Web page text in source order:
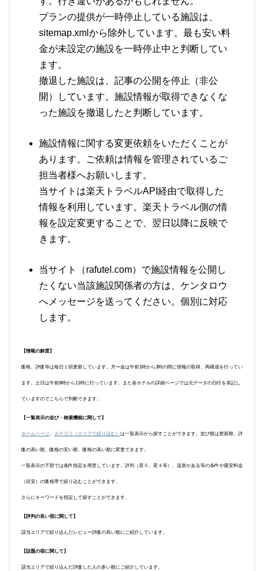
プランの提供が一時停止している施設は、
sitemap.xmlから除外しています。最も安い料
金が未設定の施設を一時停止中と判断してい
ます。
撤退した施設は、記事の公開を停止（非公
開）しています。施設情報が取得できなくな
った施設を撤退したと判断しています。
施設情報に関する変更依頼をいただくことが
あります。ご依頼は情報を管理されているご
担当者様へお願いします。
当サイトは楽天トラベルAPI経由で取得した
情報を利用しています。楽天トラベル側の情
報を設定変更することで、翌日以降に反映で
きます。
当サイト（rafutel.com）で施設情報を公開し
たくない当該施設関係者の方は、ケンタロウ
へメッセージを送ってください。個別に対応
します。
【情報の鮮度】
価格、評価等は毎日１回更新しています。月〜金は午前1時から3時の間に情報の取得、再構成を行ってい
ます。土日は午前8時から11時に行っています。また各ホテルの詳細ページでは元データの日付を表記し
ていますのでこちらで判断できます。
【一覧表示の並び・検索機能に関して】
ホームページ 、 カテゴリ（エリアで絞り込む） は一覧表示から探すことができます。並び順は更新順、評
価の高い順、価格の安い順、価格の高い順に変更できます。
一覧表示の下部では条件指定を用意しています。評判（星５、星４等）、温泉がある等の条件や最安料金
（目安）の価格帯で絞り込むことができます。
さらにキーワードを指定して探すことができます。
【評判の良い宿に関して】
該当エリアで絞り込んだレビュー評価の高い順にご紹介しています。
【話題の宿に関して】
該当エリアで絞り込んだ評価した人の多い順にご紹介しています。